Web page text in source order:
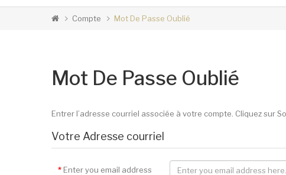
Compte Mot De Passe Oublié
Mot De Passe Oublié
Entrer l’adresse courriel associée à votre compte. Cliquez sur
Votre Adresse courriel
Enter you email address